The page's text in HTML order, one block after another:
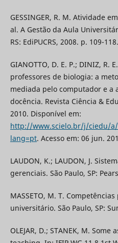
GESSINGER, R. M. Atividade
al. A Gestão da Aula
RS: EdiPUCRS, 2008. p. 109-118.
GIANOTTO, D. E. P.; DINIZ, R.
professores de biologia: a
mediada pelo computador e a
docência. Revista Ciência &
2010. Disponível em:
http://www.scielo.br/j/ciedu/a/
lang=pt. Acesso em: 06 jun.
LAUDON, K.; LAUDON, J.
gerenciais. São Paulo, SP:
MASSETO, M. T.
universitário. São Paulo, SP:
OLEJAR, D.; STANEK, M.